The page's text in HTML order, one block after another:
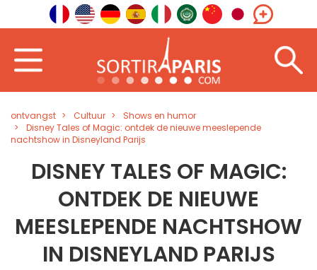
ontvangst Cultuur
Shows en humor
Disney Tales of Magic: ontdek de nieuwe meeslepende
nachtshow in Disneyland Parijs
DISNEY TALES OF MAGIC:
ONTDEK DE NIEUWE
MEESLEPENDE NACHTSHOW
IN DISNEYLAND PARIJS